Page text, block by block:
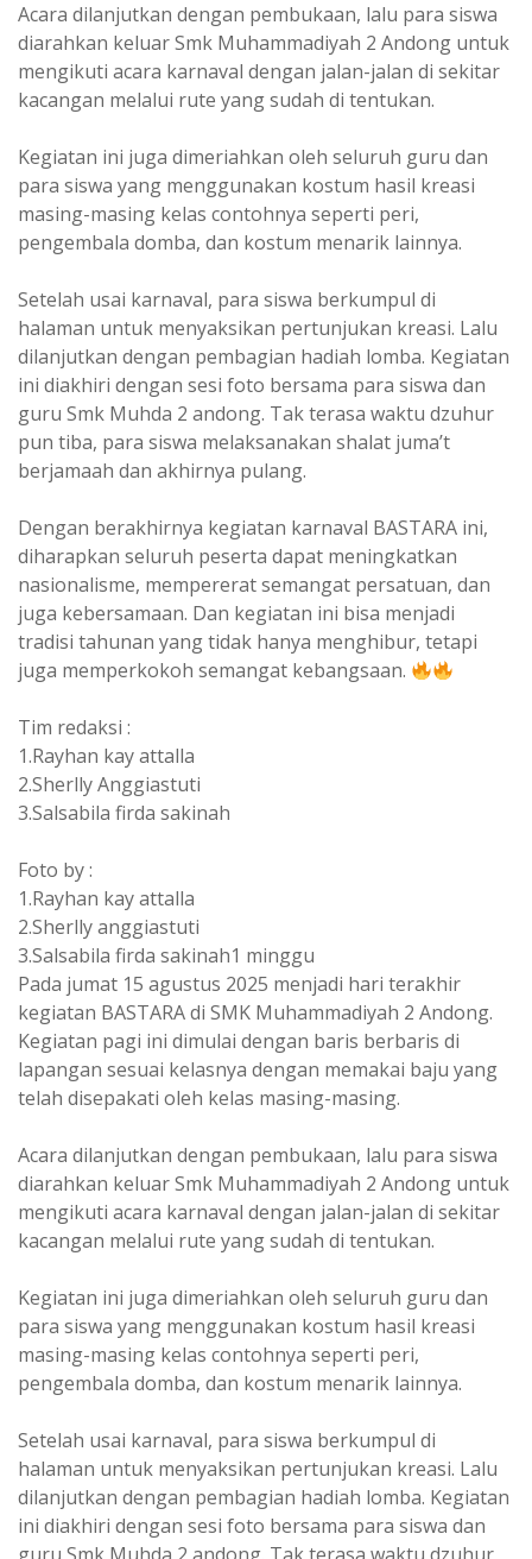
Acara dilanjutkan dengan pembukaan, lalu para siswa
diarahkan keluar Smk Muhammadiyah 2 Andong untuk
mengikuti acara karnaval dengan jalan-jalan di sekitar
kacangan melalui rute yang sudah di tentukan.
Kegiatan ini juga dimeriahkan oleh seluruh guru dan
para siswa yang menggunakan kostum hasil kreasi
masing-masing kelas contohnya seperti peri,
pengembala domba, dan kostum menarik lainnya.
Setelah usai karnaval, para siswa berkumpul di
halaman untuk menyaksikan pertunjukan kreasi. Lalu
dilanjutkan dengan pembagian hadiah lomba. Kegiatan
ini diakhiri dengan sesi foto bersama para siswa dan
guru Smk Muhda 2 andong. Tak terasa waktu dzuhur
pun tiba, para siswa melaksanakan shalat juma’t
berjamaah dan akhirnya pulang.
Dengan berakhirnya kegiatan karnaval BASTARA ini,
diharapkan seluruh peserta dapat meningkatkan
nasionalisme, mempererat semangat persatuan, dan
juga kebersamaan. Dan kegiatan ini bisa menjadi
tradisi tahunan yang tidak hanya menghibur, tetapi
juga memperkokoh semangat kebangsaan.
Tim redaksi :
1.Rayhan kay attalla
2.Sherlly Anggiastuti
3.Salsabila firda sakinah
Foto by :
1.Rayhan kay attalla
2.Sherlly anggiastuti
3.Salsabila firda sakinah1 minggu
Pada jumat 15 agustus 2025 menjadi hari terakhir
kegiatan BASTARA di SMK Muhammadiyah 2 Andong.
Kegiatan pagi ini dimulai dengan baris berbaris di
lapangan sesuai kelasnya dengan memakai baju yang
telah disepakati oleh kelas masing-masing.
Acara dilanjutkan dengan pembukaan, lalu para siswa
diarahkan keluar Smk Muhammadiyah 2 Andong untuk
mengikuti acara karnaval dengan jalan-jalan di sekitar
kacangan melalui rute yang sudah di tentukan.
Kegiatan ini juga dimeriahkan oleh seluruh guru dan
para siswa yang menggunakan kostum hasil kreasi
masing-masing kelas contohnya seperti peri,
pengembala domba, dan kostum menarik lainnya.
Setelah usai karnaval, para siswa berkumpul di
halaman untuk menyaksikan pertunjukan kreasi. Lalu
dilanjutkan dengan pembagian hadiah lomba. Kegiatan
ini diakhiri dengan sesi foto bersama para siswa dan